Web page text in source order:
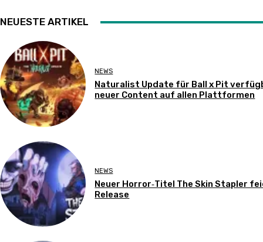
NEUESTE ARTIKEL
NEWS
Naturalist Update für Ball x Pit
neuer Content auf allen Plattformen
NEWS
Neuer Horror‑Titel The Skin Stapler
Release